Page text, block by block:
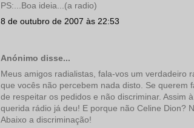
PS:...Boa ideia...(a radio)
8 de outubro de 2007 às 22:53
Anónimo disse...
Meus amigos radialistas, fala-vos um verdadeiro
que vocês não percebem nada disto. Se querem
de respeitar os pedidos e não discriminar. Assim
querida rádio já deu! E porque não Celine Dion?
Abaixo a discriminação!